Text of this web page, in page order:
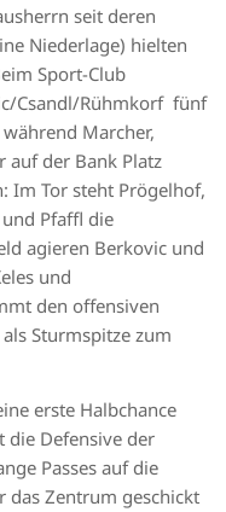
seit deren
Niederlage) hielten
Sport-Club
Csandl/Rühmkorf fünf
Marcher,
auf der Bank Platz
Im Tor steht Prögelhof,
und Pfaffl die
agieren Berkovic und
und
den offensiven
Sturmspitze zum
erste Halbchance
die Defensive der
Passes auf die
das Zentrum geschickt